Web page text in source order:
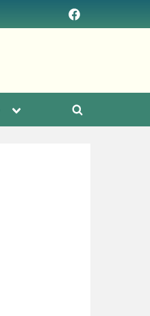
Facebook
page
Toggle
Toggle